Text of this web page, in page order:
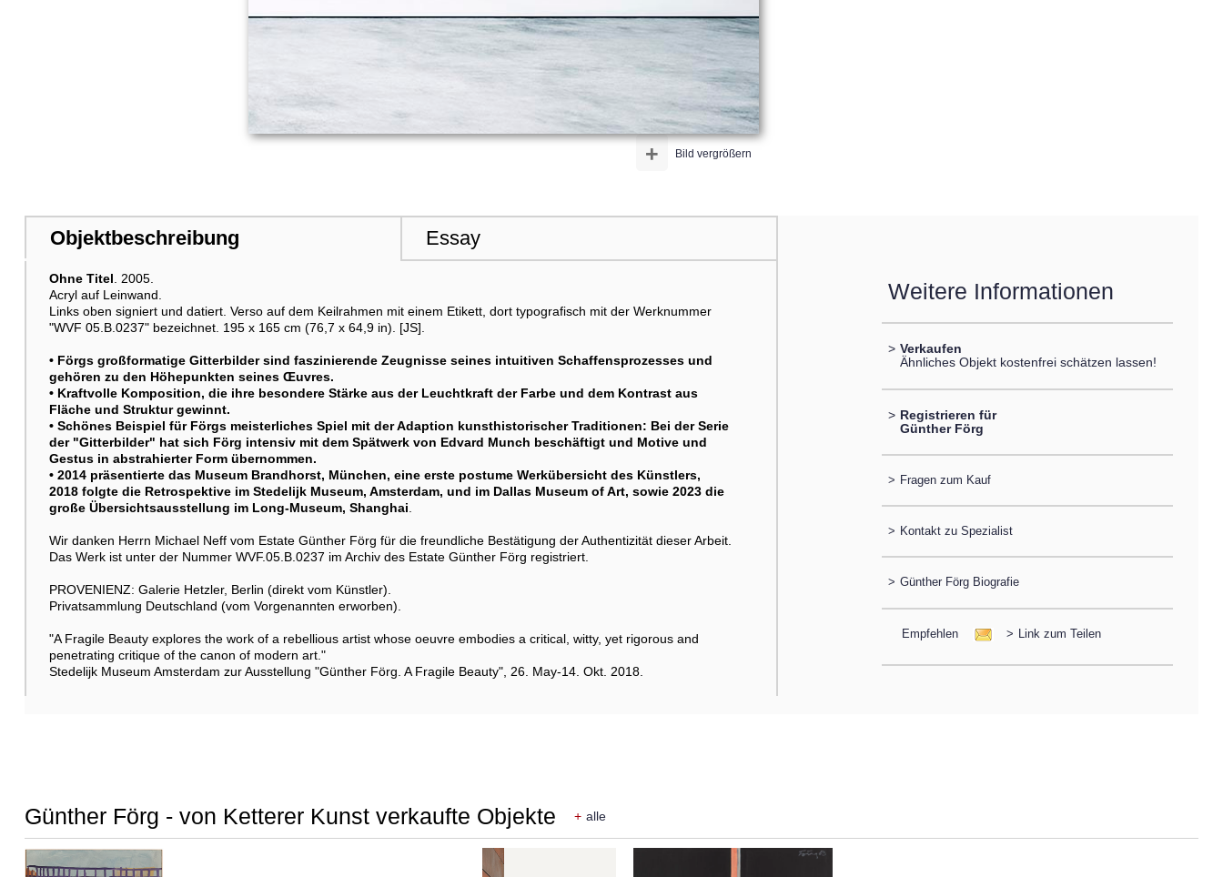
Bild vergrößern
+
Objektbeschreibung Essay
Ohne Titel . 2005.
Acryl auf Leinwand.
Links oben signiert und datiert. Verso auf dem Keilrahmen mit einem Etikett, dort typografisch mit der Werknummer
"WVF 05.B.0237" bezeichnet. 195 x 165 cm (76,7 x 64,9 in). [JS].
• Förgs großformatige Gitterbilder sind faszinierende Zeugnisse seines intuitiven Schaffensprozesses und
gehören zu den Höhepunkten seines Œuvres.
• Kraftvolle Komposition, die ihre besondere Stärke aus der Leuchtkraft der Farbe und dem Kontrast aus
Fläche und Struktur gewinnt.
• Schönes Beispiel für Förgs meisterliches Spiel mit der Adaption kunsthistorischer Traditionen: Bei der Serie
der "Gitterbilder" hat sich Förg intensiv mit dem Spätwerk von Edvard Munch beschäftigt und Motive und
Gestus in abstrahierter Form übernommen.
• 2014 präsentierte das Museum Brandhorst, München, eine erste postume Werkübersicht des Künstlers,
2018 folgte die Retrospektive im Stedelijk Museum, Amsterdam, und im Dallas Museum of Art, sowie 2023 die
große Übersichtsausstellung im Long-Museum, Shanghai
Wir danken Herrn Michael Neff vom Estate Günther Förg für die freundliche Bestätigung der Authentizität dieser Arbeit.
Das Werk ist unter der Nummer WVF.05.B.0237 im Archiv des Estate Günther Förg registriert.
PROVENIENZ: Galerie Hetzler, Berlin (direkt vom Künstler).
Privatsammlung Deutschland (vom Vorgenannten erworben).
"A Fragile Beauty explores the work of a rebellious artist whose oeuvre embodies a critical, witty, yet rigorous and
penetrating critique of the canon of modern art."
Stedelijk Museum Amsterdam zur Ausstellung "Günther Förg. A Fragile Beauty", 26. May-14. Okt. 2018.
Weitere Informationen
> Verkaufen
Ähnliches Objekt kostenfrei schätzen lassen!
> Registrieren für
Günther Förg
> Fragen zum Kauf
> Kontakt zu Spezialist
> Günther Förg Biografie
Empfehlen > Link zum Teilen
Günther Förg - von Ketterer Kunst verkaufte Objekte + alle